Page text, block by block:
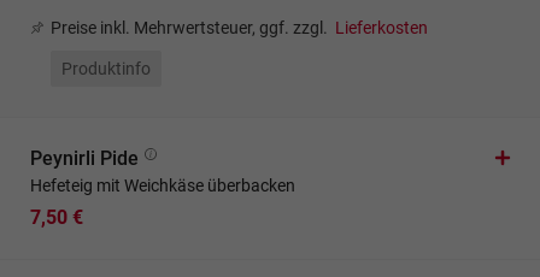
Preise inkl. Mehrwertsteuer, ggf. zzgl. Lieferkosten
Produktinfo
Peynirli Pide
Hefeteig mit Weichkäse überbacken
7,50 €